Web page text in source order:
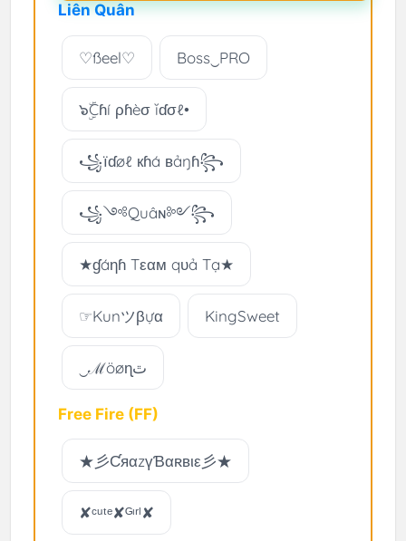
Liên Quân
♡ßeel♡ Boss‿PRO
๖ۣۜCɦí ρɦèσ ĭɗσℓ•
꧁їɗøℓ кɦá вảŋɦ꧂
꧁༺Quâɴ༻꧂
★ɠáηɦ Tεαм qυả Tạ★
☞Kunツβựα KingSweet
‿ℳöøɳٿ
Free Fire (FF)
★彡ƇяαzүƁαʀвιε彡★
✘ᶜᵘᵗᵉ✘ᴳᶦʳˡ✘